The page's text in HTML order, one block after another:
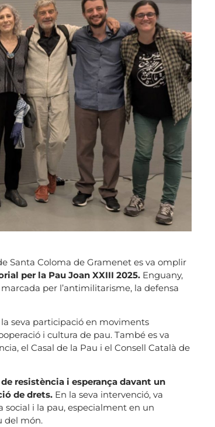
Santa Coloma de Gramenet es va omplir
per la Pau Joan XXIII 2025. Enguany,
per l’antimilitarisme, la defensa
seva participació en moviments
i cultura de pau. També es va
el Casal de la Pau i el Consell Català de
resistència i esperança davant un
de drets. En la seva intervenció, va
i la pau, especialment en un
del món.